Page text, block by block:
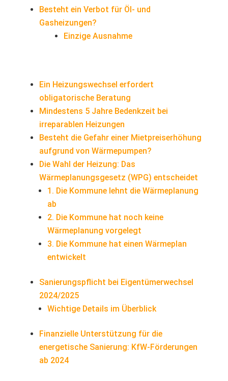
Besteht ein Verbot für Öl- und
Gasheizungen?
Einzige Ausnahme
Ein Heizungswechsel erfordert
obligatorische Beratung
Mindestens 5 Jahre Bedenkzeit bei
irreparablen Heizungen
Besteht die Gefahr einer Mietpreiserhöhung
aufgrund von Wärmepumpen?
Die Wahl der Heizung: Das
Wärmeplanungsgesetz (WPG) entscheidet
1. Die Kommune lehnt die Wärmeplanung
ab
2. Die Kommune hat noch keine
Wärmeplanung vorgelegt
3. Die Kommune hat einen Wärmeplan
entwickelt
Sanierungspflicht bei Eigentümerwechsel
2024/2025
Wichtige Details im Überblick
Finanzielle Unterstützung für die
energetische Sanierung: KfW-Förderungen
ab 2024